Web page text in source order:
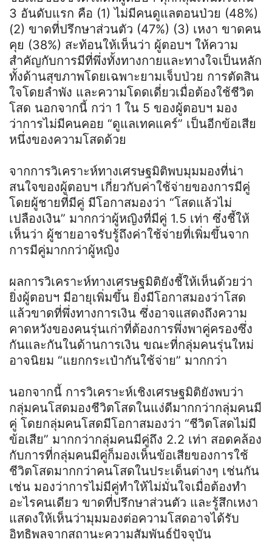
3 อันดับแรก คือ (1) ไม่มีคนดูแลตอนป่วย (48%)
(2) ขาดที่ปรึกษาส่วนตัว (47%) (3) เหงา ขาดคน
คุย (38%) สะท้อนให้เห็นว่า ผู้ตอบฯ ให้ความ
สำคัญกับการมีที่พึ่งทั้งทางกายและทางใจเป็นหลัก
ทั้งด้านสุขภาพโดยเฉพาะยามเจ็บป่วย การตัดสิน
ใจโดยลำพัง และความโดดเดี่ยวเมื่อต้องใช้ชีวิต
โสด นอกจากนี้ กว่า 1 ใน 5 ของผู้ตอบฯ มอง
ว่าการไม่มีคนคอย “ดูแลเทคแคร์” เป็นอีกข้อเสีย
หนึ่งของความโสดด้วย
จากการวิเคราะห์ทางเศรษฐมิติพบมุมมองที่น่า
สนใจของผู้ตอบฯ เกี่ยวกับค่าใช้จ่ายของการมีคู่
โดยผู้ชายที่มีคู่ มีโอกาสมองว่า “โสดแล้วไม่
เปลืองเงิน” มากกว่าผู้หญิงที่มีคู่ 1.5 เท่า ซึ่งชี้ให้
เห็นว่า ผู้ชายอาจรับรู้ถึงค่าใช้จ่ายที่เพิ่มขึ้นจาก
การมีคู่มากกว่าผู้หญิง
ผลการวิเคราะห์ทางเศรษฐมิติยังชี้ให้เห็นด้วยว่า
ยิ่งผู้ตอบฯ มีอายุเพิ่มขึ้น ยิ่งมีโอกาสมองว่าโสด
แล้วขาดที่พึ่งทางการเงิน ซึ่งอาจแสดงถึงความ
คาดหวังของคนรุ่นเก่าที่ต้องการพึ่งพาคู่ครองซึ่ง
กันและกันในด้านการเงิน ขณะที่กลุ่มคนรุ่นใหม่
อาจนิยม “แยกกระเป๋ากันใช้จ่าย” มากกว่า
นอกจากนี้ การวิเคราะห์เชิงเศรษฐมิติยังพบว่า
กลุ่มคนโสดมองชีวิตโสดในแง่ดีมากกว่ากลุ่มคนมี
คู่ โดยกลุ่มคนโสดมีโอกาสมองว่า “ชีวิตโสดไม่มี
ข้อเสีย” มากกว่ากลุ่มคนมีคู่ถึง 2.2 เท่า สอดคล้อง
กับการที่กลุ่มคนมีคู่ก็มองเห็นข้อเสียของการใช้
ชีวิตโสดมากกว่าคนโสดในประเด็นต่างๆ เช่นกัน
เช่น มองว่าการไม่มีคู่ทำให้ไม่มั่นใจเมื่อต้องทำ
อะไรคนเดียว ขาดที่ปรึกษาส่วนตัว และรู้สึกเหงา
แสดงให้เห็นว่ามุมมองต่อความโสดอาจได้รับ
อิทธิพลจากสถานะความสัมพันธ์ปัจจุบัน